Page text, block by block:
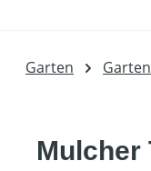
Garten
Mulcher